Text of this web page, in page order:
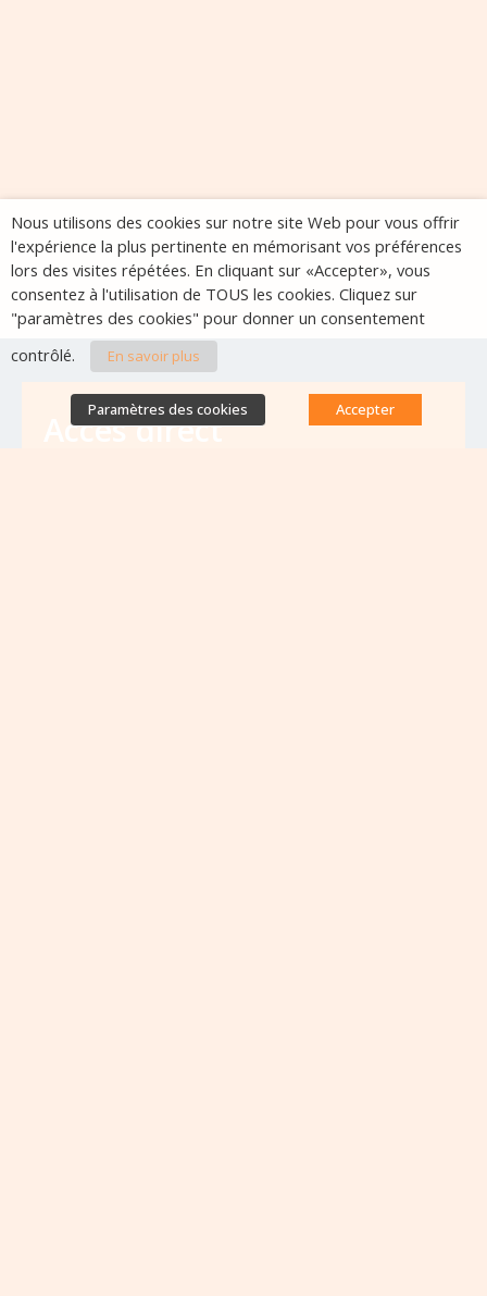
Accès direct
Nous utilisons des cookies sur notre site Web pour vous offrir
l'expérience la plus pertinente en mémorisant vos préférences
lors des visites répétées. En cliquant sur «Accepter», vous
consentez à l'utilisation de TOUS les cookies. Cliquez sur
"paramètres des cookies" pour donner un consentement
contrôlé.
En savoir plus
Paramètres des cookies Accepter